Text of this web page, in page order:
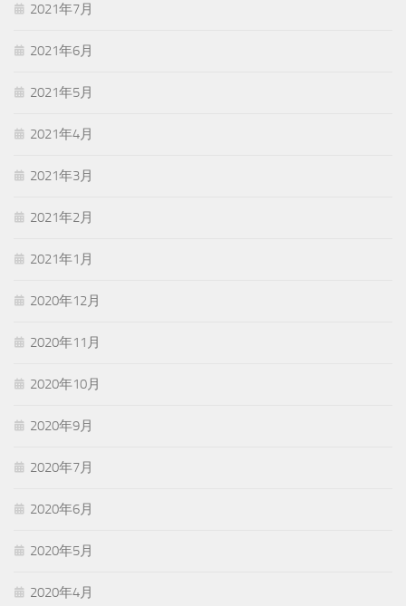
2021年7月
2021年6月
2021年5月
2021年4月
2021年3月
2021年2月
2021年1月
2020年12月
2020年11月
2020年10月
2020年9月
2020年7月
2020年6月
2020年5月
2020年4月